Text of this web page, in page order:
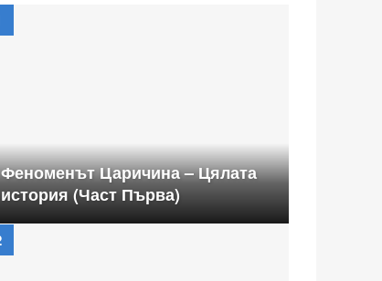
Феноменът Царичина – Цялата
история (Част Първа)